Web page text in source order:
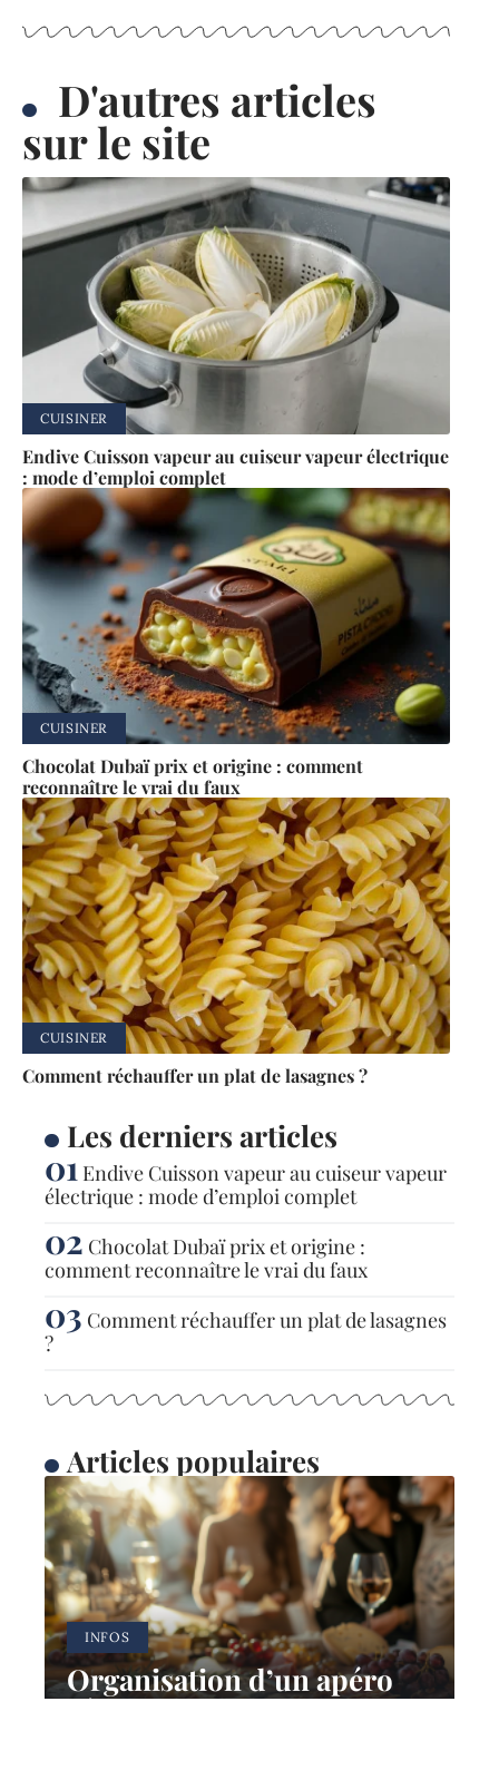
D'autres articles
sur le site
CUISINER
Endive Cuisson vapeur au cuiseur vapeur électrique
: mode d’emploi complet
CUISINER
Chocolat Dubaï prix et origine : comment
reconnaître le vrai du faux
CUISINER
Comment réchauffer un plat de lasagnes ?
Les derniers articles
Endive Cuisson vapeur au cuiseur vapeur
électrique : mode d’emploi complet
Chocolat Dubaï prix et origine :
comment reconnaître le vrai du faux
Comment réchauffer un plat de lasagnes
?
Articles populaires
INFOS
Organisation d’un apéro
réussi pour 20 personnes :